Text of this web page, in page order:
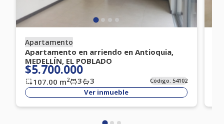
Apartamento
Apartamento en arriendo en Antioquia,
MEDELLÍN, EL POBLADO
$5.700.000
107.00 m2 3 3 Código: 54102
Ver inmueble